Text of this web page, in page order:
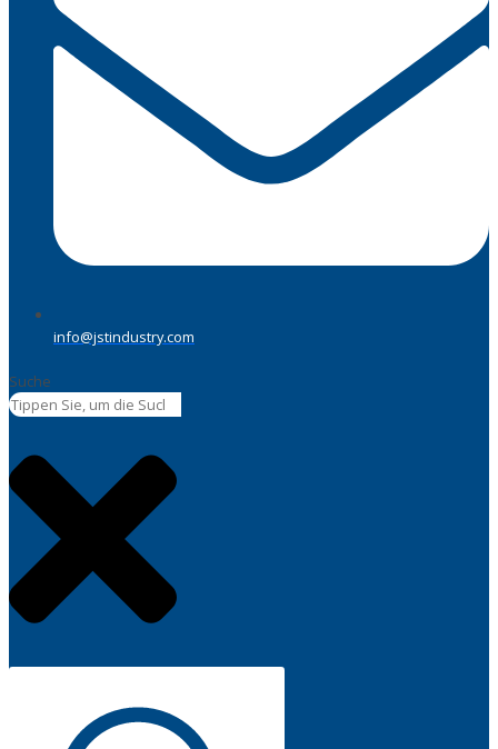
info@jstindustry.com
Suche